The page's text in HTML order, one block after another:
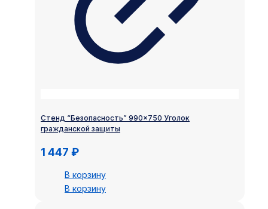
Стенд “Безопасность” 990×750 Уголок
гражданской защиты
1 447 ₽
В корзину
В корзину